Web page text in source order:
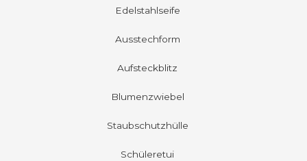
Edelstahlseife
Ausstechform
Aufsteckblitz
Blumenzwiebel
Staubschutzhülle
Schüleretui